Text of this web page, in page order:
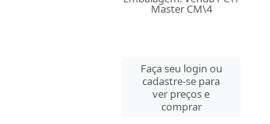
cadastre-se para
ver preços e
comprar